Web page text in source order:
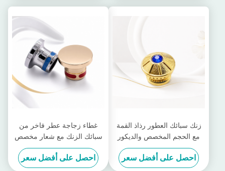
زنك سبائك العطور رذاذ القمة
مع الحجم المخصص والديكور
الأنيق للعطور الفاخرة
احصل على أفضل سعر
غطاء زجاجة عطر فاخر من
سبائك الزنك مع شعار مخصص
ولمسة نهائية مصقولة بالمرآة
احصل على أفضل سعر